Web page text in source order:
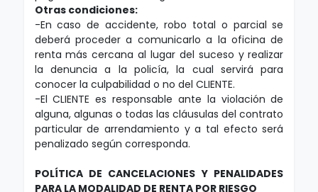
Otras condiciones:
-En caso de accidente, robo total o parcial se
deberá proceder a comunicarlo a la oficina de
renta más cercana al lugar del suceso y realizar
la denuncia a la policía, la cual servirá para
conocer la culpabilidad o no del CLIENTE.
-El CLIENTE es responsable ante la violación de
alguna, algunas o todas las cláusulas del contrato
particular de arrendamiento y a tal efecto será
penalizado según corresponda.
POLÍTICA DE CANCELACIONES Y PENALIDADES
PARA LA MODALIDAD DE RENTA POR RIESGO